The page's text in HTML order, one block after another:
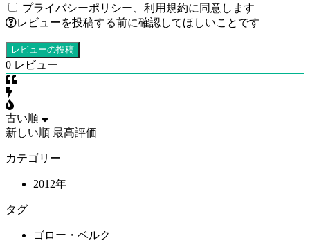
プライバシーポリシー
利用規約に同意します
レビューを投稿する前に確認してほしいことです
0 レビュー
古い順
新しい順 最高評価
カテゴリー
2012年
タグ
ゴロー・ベルク